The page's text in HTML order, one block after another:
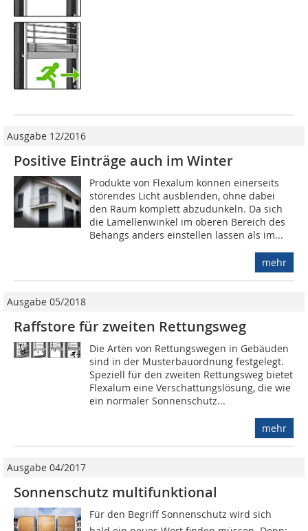
Ausgabe 12/2016
Positive Einträge auch im Winter
Produkte von Flexalum können einerseits
störendes Licht ausblenden, ohne dabei
den Raum komplett abzudunkeln. Da sich
die Lamellenwinkel im oberen Bereich des
Behangs anders einstellen lassen als im...
mehr
Ausgabe 05/2018
Raffstore für zweiten Rettungsweg
Die Arten von Rettungswegen in Gebäuden
sind in der Musterbauordnung festgelegt.
Speziell für den zweiten Rettungsweg bietet
Flexalum eine Verschattungslösung, die wie
ein normaler Sonnenschutz...
mehr
Ausgabe 04/2017
Sonnenschutz multifunktional
Für den Begriff Sonnenschutz wird sich